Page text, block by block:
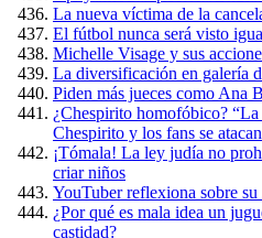
La nueva víctima de la
El fútbol nunca será visto
Michelle Visage y sus
La diversificación en galería
Piden más jueces como Ana
¿Chespirito homofóbico?
Chespirito y los fans se atacan
¡Tómala! La ley judía no
criar niños
YouTuber reflexiona sobre su
¿Por qué es mala idea un
castidad?